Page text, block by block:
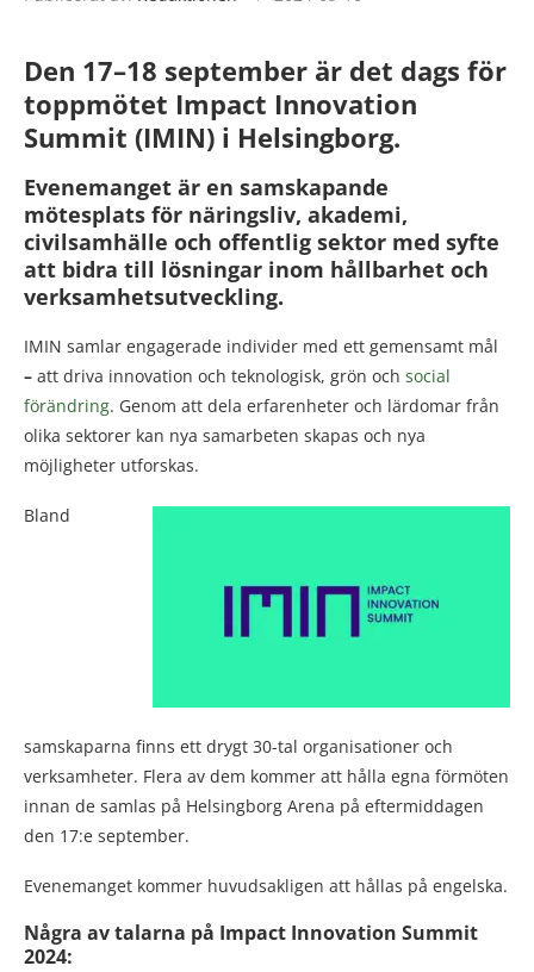
Den 17–18 september är det dags för
toppmötet Impact Innovation
Summit (IMIN) i Helsingborg.
Evenemanget är en samskapande
mötesplats för näringsliv, akademi,
civilsamhälle och offentlig sektor med syfte
att bidra till lösningar inom hållbarhet och
verksamhetsutveckling.
IMIN samlar engagerade individer med ett gemensamt mål
– att driva innovation och teknologisk, grön och social
förändring. Genom att dela erfarenheter och lärdomar från
olika sektorer kan nya samarbeten skapas och nya
möjligheter utforskas.
Bland
samskaparna finns ett drygt 30-tal organisationer och
verksamheter. Flera av dem kommer att hålla egna förmöten
innan de samlas på Helsingborg Arena på eftermiddagen
den 17:e september.
Evenemanget kommer huvudsakligen att hållas på engelska.
Några av talarna på Impact Innovation Summit
2024: